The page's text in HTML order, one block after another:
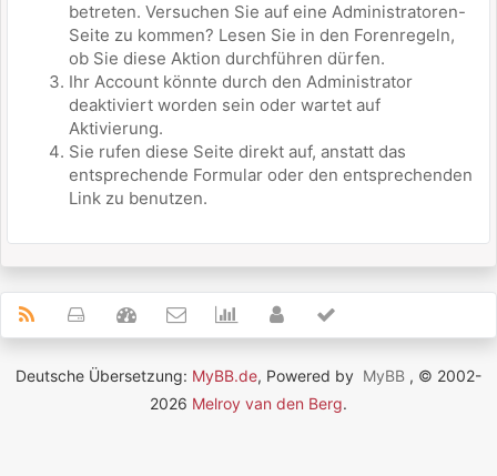
betreten. Versuchen Sie auf eine Administratoren-
Seite zu kommen? Lesen Sie in den Forenregeln,
ob Sie diese Aktion durchführen dürfen.
Ihr Account könnte durch den Administrator
deaktiviert worden sein oder wartet auf
Aktivierung.
Sie rufen diese Seite direkt auf, anstatt das
entsprechende Formular oder den entsprechenden
Link zu benutzen.
Deutsche Übersetzung: MyBB.de, Powered by MyBB , © 2002-
2026 Melroy van den Berg.